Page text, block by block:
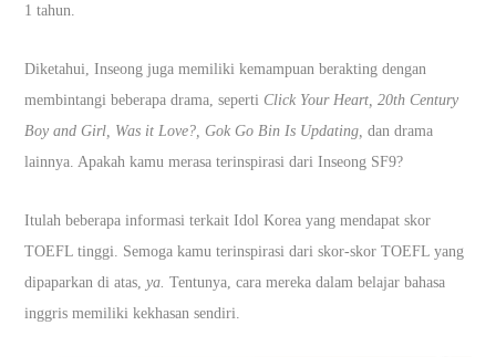
1 tahun.
Diketahui, Inseong juga memiliki kemampuan berakting dengan
membintangi beberapa drama, seperti Click Your Heart, 20th Century
Boy and Girl, Was it Love?, Gok Go Bin Is Updating,dan drama
lainnya. Apakah kamu merasa terinspirasi dari Inseong SF9?
Itulah beberapa informasi terkait Idol Korea yang mendapat skor
TOEFL tinggi. Semoga kamu terinspirasi dari skor-skor TOEFL yang
dipaparkan di atas,ya.Tentunya, cara mereka dalam belajar bahasa
inggris memiliki kekhasan sendiri.